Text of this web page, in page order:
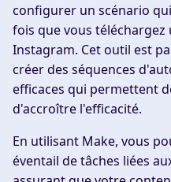
configurer un scénario
fois que vous
Instagram. Cet outil est
créer des séquences
efficaces qui permettent
d'accroître l'efficacité.
En utilisant Make, vous
éventail de tâches liées